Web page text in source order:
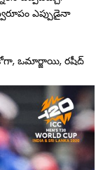
ఎప్పుడైనా
ఒమార్జాయి, రషీద్